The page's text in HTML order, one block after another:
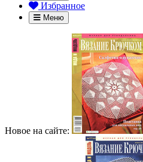
Избранное
Меню
Новое на сайте: